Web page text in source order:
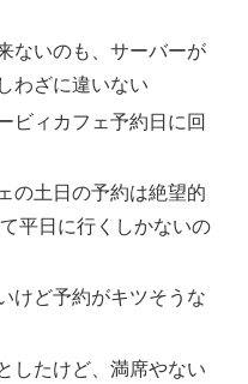
ないのも、サーバーが
わざに違いない
ビィカフェ予約日に回
の土日の予約は絶望的
平日に行くしかないの
けど予約がキツそうな
したけど、満席やない